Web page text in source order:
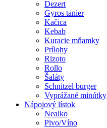
Dezert
Gyros tanier
Kačica
Kebab
Kuracie mňamky
Prílohy
Rizoto
Rollo
Šaláty
Schnitzel burger
Vyprážané minútky
Nápojový lístok
Nealko
Pivo/Víno